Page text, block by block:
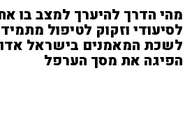
מהי הדרך להיערך למצב בו
לסיעודי וזקוק לטיפול מתמיד
לשכת המאמנים בישראל
הפיגה את מסך הערפל